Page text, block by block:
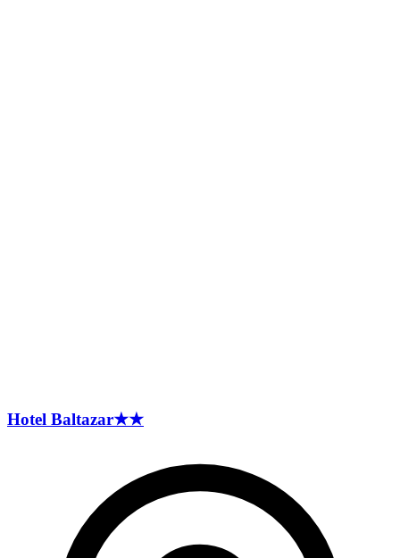
Hotel Baltazar★★